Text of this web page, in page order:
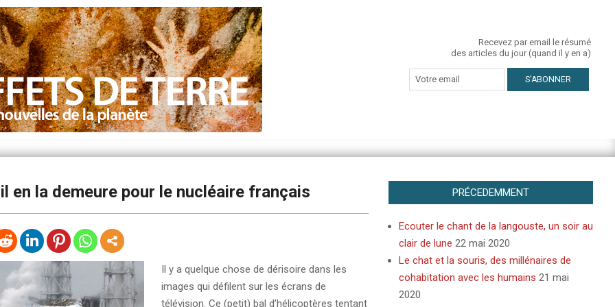
Recevez par email le résumé
des articles du jour (quand il y en a)
en la demeure pour le nucléaire français
Il y a quelque chose de dérisoire dans les
images qui défilent sur les écrans de
télévision. Ce (petit) bal d’hélicoptères tentant
PRÉCEDEMMENT
Ecouter le chant de la langouste, un soir au
clair de lune 22 mai 2020
Le chat et la souris, des millénaires de
cohabitation avec les humains 21 mai
2020